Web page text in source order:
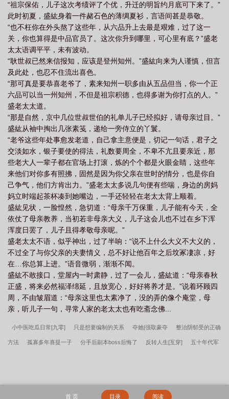
知否应是绿肥红瘦在线观看 知否知否应是绿肥红瘦是哪个朝代 知否知否应是绿
肥红瘦全集免费 知否知否应是绿肥红瘦电视剧免费观看高清 知否知否应是绿肥
红瘦免费观看全集完整版 知否知否应是绿肥红瘦百科 知否知否应是绿肥红瘦大
结局 知否知否应是绿肥红瘦在线观看免费完整版
知否知否应是绿肥红瘦是哪首诗
高清 知否知否应是绿肥红瘦电视剧免费观看 知否知否应是绿肥红瘦是什么意
思 知否知否应是绿肥红瘦免费观看全集电视剧 知否知否应是绿肥红瘦 知否
演员表 知否知否应是绿肥红瘦高清版 知否知否应是绿肥红瘦演员
否?应是绿肥红瘦免费观看 知否知否应是绿肥红瘦在线播放 知否知否应是绿肥
红瘦电视剧
“祖宗保佑，儿子这次考绩评了个优，升迁的明旨约月底可下来了。”
此时初夏，盛紘身着一件赭石色的薄绸夏衫，言语间甚是恭敬。
“也不枉你在外头熬了这些年，从六品升上去最是艰难，过了这一
关，你也算得是中品官员了。这次你升到哪里，可心里有底？”盛老
太太语调平平，未有波动。
“耿世叔已然来信报知，应该是登州知州。”盛紘向来为人谨慎，但言
及此处，也忍不住流出喜色。
“那可真是要恭喜老爷了，素来知州一职多由从五品但当，你一个正
六品可以当一州知州，不但是祖宗积德，也得多谢为你打点的人。”
盛老太太道。
“那是自然，京中几位世叔世伯的礼单儿子已经拟好，请母亲过目。”
盛紘从袖中掏出几张素笺，递给一旁侍立的丫鬟。
“老爷这些年处事愈发老道，自己拿主意便是，切记一句话，君子之
交淡如水，银子要使的得法，礼数要周全，不卑不亢且要亲近，那
些老大人一辈子都在官场上打滚，炼的个个都是火眼金睛，这些年
来他们对你多有照拂，固然是因为你父亲在世时的情分，也是你自
己争气，他们方肯出力。”盛老太太多说几句便有些喘，身边的房妈
妈立时端起茶杯凑到她嘴边，一手还轻轻在老太太背上顺着。
盛紘见状，一脸惶然，急切道：“母亲千万保重，儿子能有今天，全
依仗了母亲教养，当初若非母亲大义，儿子这会儿也不过在乡下浑
浑度日罢了，儿子且得孝敬母亲呢。”
盛老太太不语，似乎神出，过了半响：“说不上什么大义不大义的，
不过全了与你父亲的夫妻情义，总不好让他百年之后坟冢凄凉，好
在…你总算上进。”语音微弱，渐渐不闻。
盛紘不敢接口，堂屋内一时肃静，过了一会儿，盛紘道：“母亲春秋
正盛，将来必然福泽绵延，且放宽心，好好将养才是。”说着环顾四
周，不由皱眉道：“母亲这里也太素净了，没的弄的像个庵堂，母
亲，听儿子一句，寻常人家的老太太也有吃斋念佛...
小中医吃瓜日常[九零] 只是想要编制的关系 夺她|强取豪夺 整治阴郁受的正确
方法 孤寡多年喜提一子 分手后副本boss后悔了 反转人生[互穿] 五十年代军
首 页 目录 阅读